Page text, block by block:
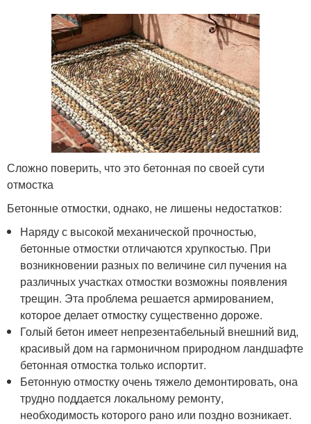
Сложно поверить, что это бетонная по своей сути
отмостка
Бетонные отмостки, однако, не лишены недостатков:
Наряду с высокой механической прочностью,
бетонные отмостки отличаются хрупкостью. При
возникновении разных по величине сил пучения на
различных участках отмостки возможны появления
трещин. Эта проблема решается армированием,
которое делает отмостку существенно дороже.
Голый бетон имеет непрезентабельный внешний вид,
красивый дом на гармоничном природном ландшафте
бетонная отмостка только испортит.
Бетонную отмостку очень тяжело демонтировать, она
трудно поддается локальному ремонту,
необходимость которого рано или поздно возникает.